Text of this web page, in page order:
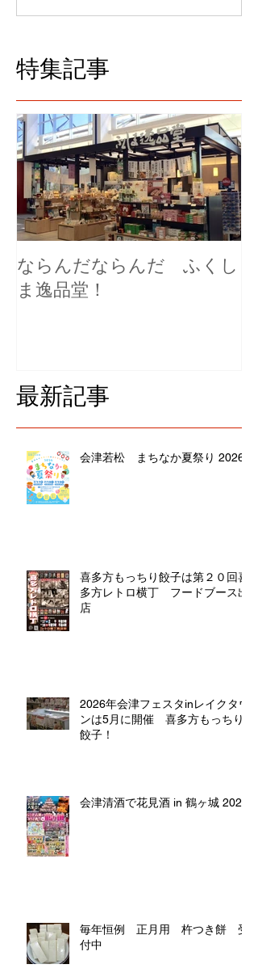
特集記事
ならんだならんだ ふくし
ま逸品堂！
最新記事
会津若松 まちなか夏祭り 2026
喜多方もっちり餃子は第２０回喜
多方レトロ横丁 フードブース出
店
2026年会津フェスタinレイクタウ
ンは5月に開催 喜多方もっちり
餃子！
会津清酒で花見酒 in 鶴ヶ城 2026
毎年恒例 正月用 杵つき餅 受
付中